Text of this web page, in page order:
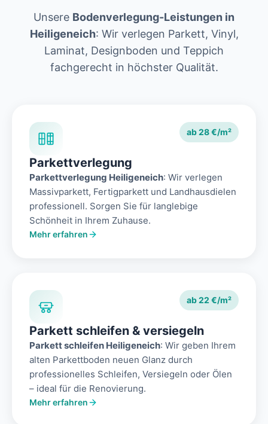
Unsere Bodenverlegung-Leistungen in
Heiligeneich: Wir verlegen Parkett, Vinyl,
Laminat, Designboden und Teppich
fachgerecht in höchster Qualität.
ab 28 €/m²
Parkettverlegung
Parkettverlegung Heiligeneich: Wir verlegen
Massivparkett, Fertigparkett und Landhausdielen
professionell. Sorgen Sie für langlebige
Schönheit in Ihrem Zuhause.
Mehr erfahren
ab 22 €/m²
Parkett schleifen & versiegeln
Parkett schleifen Heiligeneich: Wir geben Ihrem
alten Parkettboden neuen Glanz durch
professionelles Schleifen, Versiegeln oder Ölen
– ideal für die Renovierung.
Mehr erfahren